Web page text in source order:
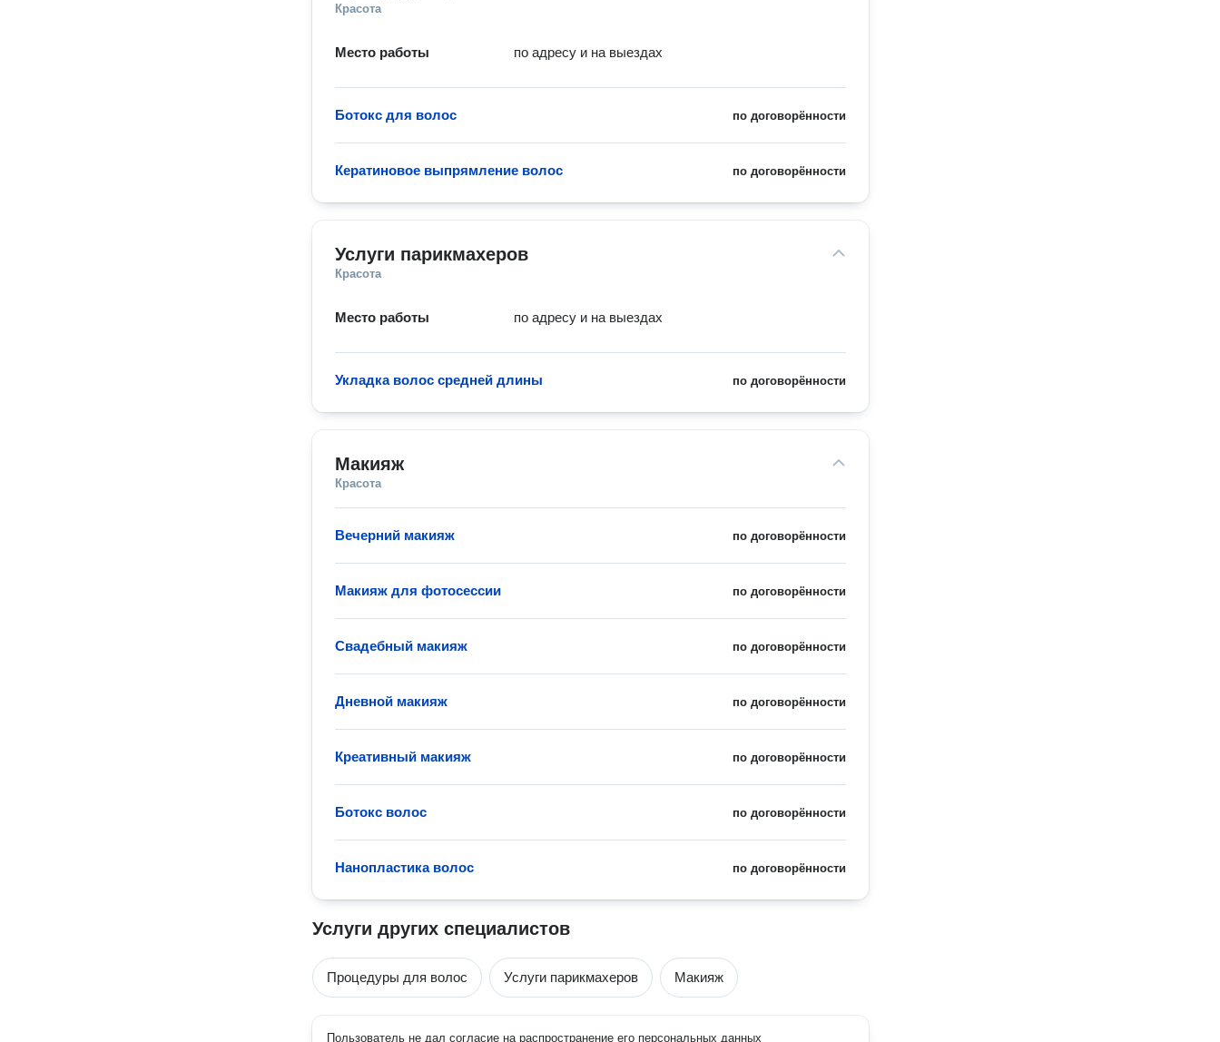
Красота
Место работы по адресу и на выездах
по договорённости
Ботокс для волос
по договорённости
Кератиновое выпрямление волос
Услуги парикмахеров
Красота
Место работы по адресу и на выездах
по договорённости
Укладка волос средней длины
Макияж
Красота
по договорённости
Вечерний макияж
по договорённости
Макияж для фотосессии
по договорённости
Свадебный макияж
по договорённости
Дневной макияж
по договорённости
Креативный макияж
по договорённости
Ботокс волос
по договорённости
Нанопластика волос
Услуги других специалистов
Процедуры для волос Услуги парикмахеров Макияж
Пользователь не дал согласие на распространение его персональных данных